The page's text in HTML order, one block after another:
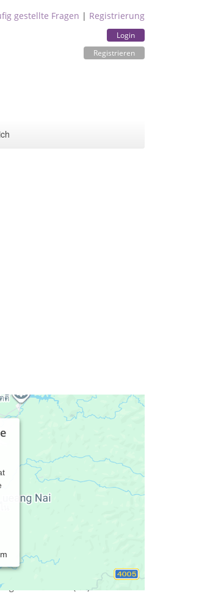
gestellte Fragen | Registrierung
Login
Registrieren
ist unsere Einrichtung eine
Therapie und
und alle